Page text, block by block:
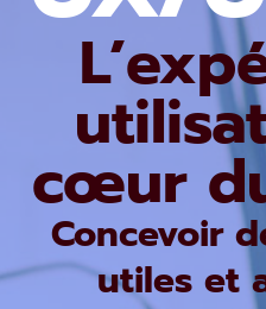
cœur
Concevoir
utiles et